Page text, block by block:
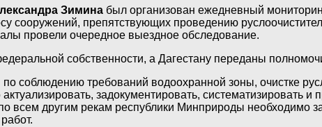
Зимина был организован ежедневный
препятствующих проведению
провели очередное выездное обследование.
собственности, а Дагестану переданы
соблюдению требований водоохранной зоны, очистке
задокументировать, систематизировать и
всем другим рекам республики Минприроды необходимо